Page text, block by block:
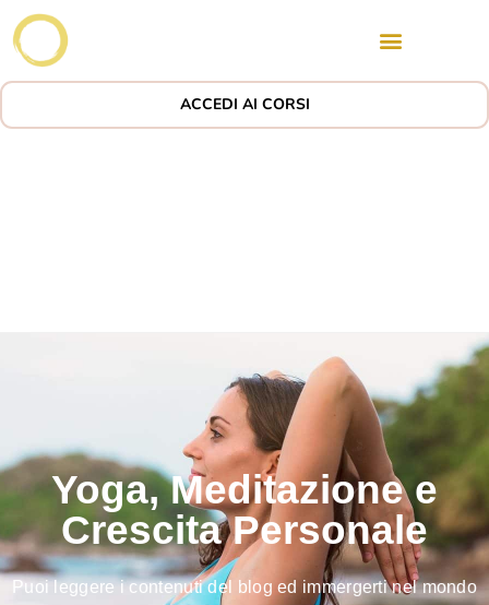
ACCEDI AI CORSI
Yoga, Meditazione e
Crescita Personale
Puoi leggere i contenuti del blog ed immergerti nel mondo